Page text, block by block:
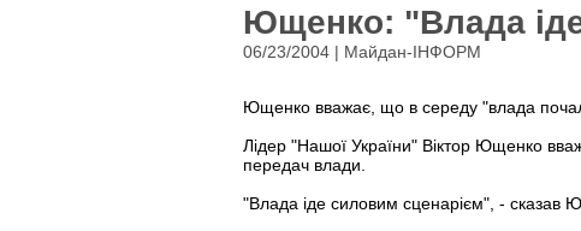
Ющенко: "Влада
06/23/2004 | Майдан-ІНФОРМ
Ющенко вважає, що в середу "влада
Лідер "Нашої України" Віктор Ющенко
передач влади.
"Влада іде силовим сценарієм", - сказав